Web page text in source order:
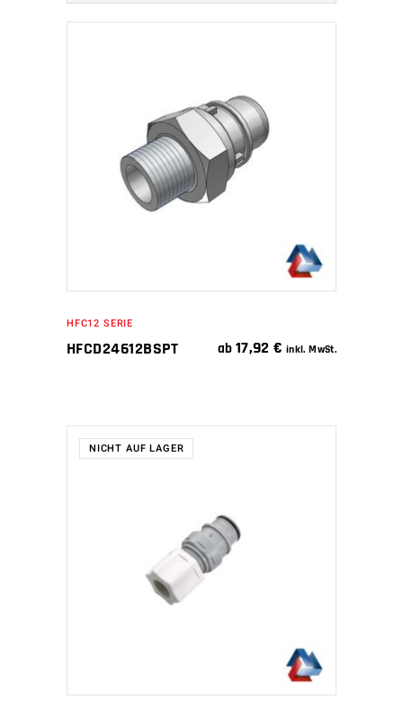
IN DEN WARENKORB
HFC12 SERIE
HFCD24612BSPT ab 17,92€ inkl. MwSt.
NICHT AUF LAGER
WEITERLESEN